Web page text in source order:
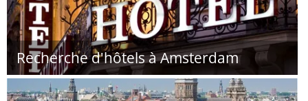
Recherche d'hôtels à Amsterdam